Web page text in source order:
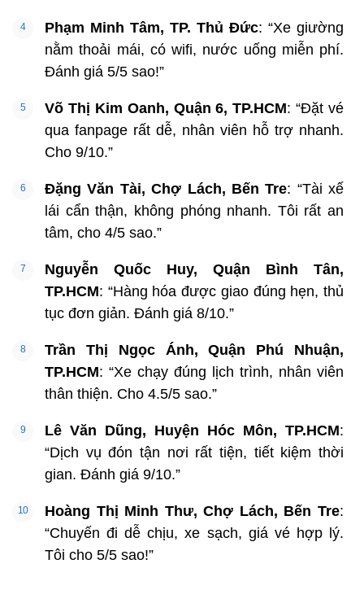
Phạm Minh Tâm, TP. Thủ Đức: “Xe giường
nằm thoải mái, có wifi, nước uống miễn phí.
Đánh giá 5/5 sao!”
Võ Thị Kim Oanh, Quận 6, TP.HCM: “Đặt vé
qua fanpage rất dễ, nhân viên hỗ trợ nhanh.
Cho 9/10.”
Đặng Văn Tài, Chợ Lách, Bến Tre: “Tài xế
lái cẩn thận, không phóng nhanh. Tôi rất an
tâm, cho 4/5 sao.”
Nguyễn Quốc Huy, Quận Bình Tân,
TP.HCM: “Hàng hóa được giao đúng hẹn, thủ
tục đơn giản. Đánh giá 8/10.”
Trần Thị Ngọc Ánh, Quận Phú Nhuận,
TP.HCM: “Xe chạy đúng lịch trình, nhân viên
thân thiện. Cho 4.5/5 sao.”
Lê Văn Dũng, Huyện Hóc Môn, TP.HCM:
“Dịch vụ đón tận nơi rất tiện, tiết kiệm thời
gian. Đánh giá 9/10.”
Hoàng Thị Minh Thư, Chợ Lách, Bến Tre:
“Chuyến đi dễ chịu, xe sạch, giá vé hợp lý.
Tôi cho 5/5 sao!”